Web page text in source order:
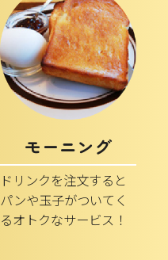
モーニング
ドリンクを注文すると
パンや玉子がついてく
るオトクなサービス！